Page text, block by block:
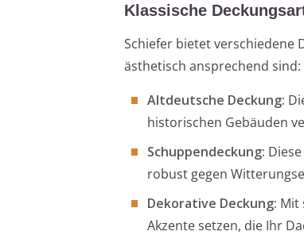
Klassische
Schiefer bietet verschiedene
ästhetisch ansprechend sind:
Altdeutsche Deckung:
historischen Gebäuden
Schuppendeckung:
robust gegen
Dekorative Deckung: Mit
Akzente setzen, die Ihr